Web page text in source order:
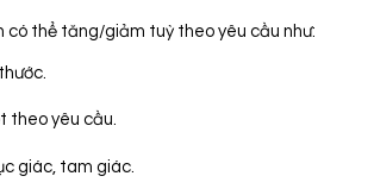
có thể tăng/giảm tuỳ theo yêu cầu như:
theo yêu cầu.
giác, tam giác.